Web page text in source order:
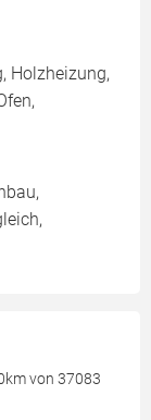
Holzheizung,
von 37083